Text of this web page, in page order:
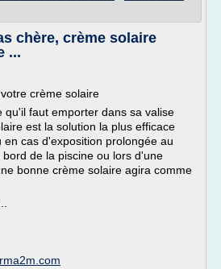
chère, crème solaire
...
crème solaire
qu'il faut emporter dans sa valise
est la solution la plus efficace
cas d'exposition prolongée au
de la piscine ou lors d'une
bonne crème solaire agira comme